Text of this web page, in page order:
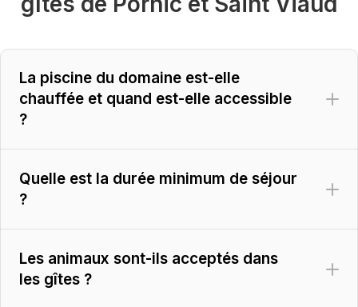
La piscine du domaine est-elle
chauffée et quand est-elle accessible
?
Quelle est la durée minimum de séjour
?
Les animaux sont-ils acceptés dans
les gîtes ?